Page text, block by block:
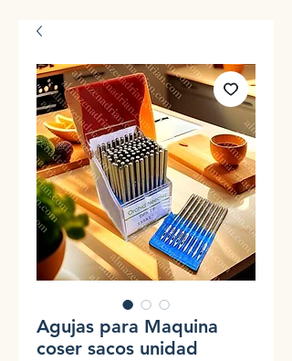
Agujas para Maquina
coser sacos unidad